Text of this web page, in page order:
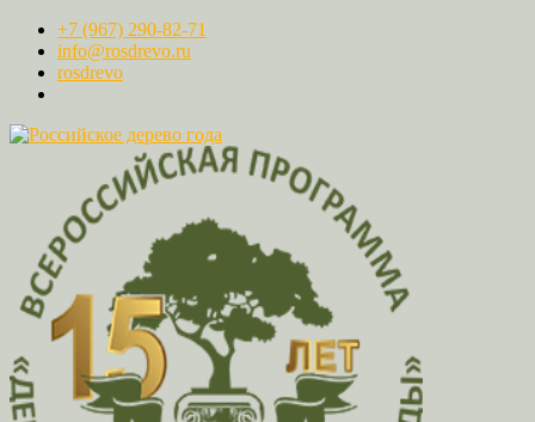
+7 (967) 290-82-71
info@rosdrevo.ru
rosdrevo